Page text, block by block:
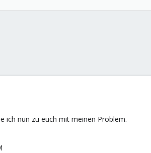
ich nun zu euch mit meinen Problem.